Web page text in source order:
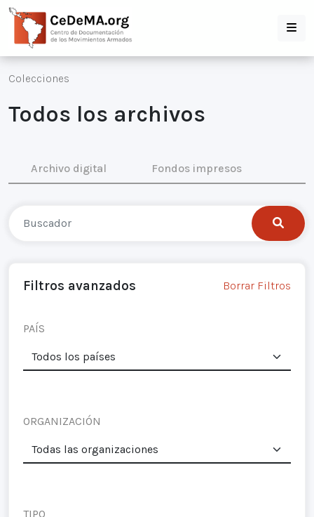
Colecciones
Todos los archivos
Archivo digital Fondos impresos
Filtros avanzados Borrar Filtros
PAÍS
ORGANIZACIÓN
TIPO